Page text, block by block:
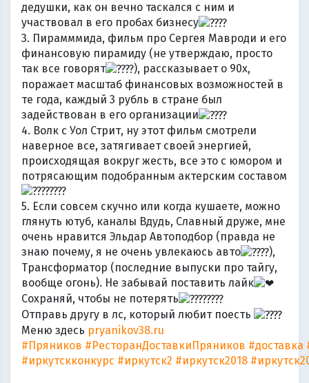
дедушки, как он вечно таскался с ним и
участвовал в его пробах бизнесу
3. Пирамммида, фильм про Сергея Мавроди и его
финансовую пирамиду (не утверждаю, просто
так все говорят
), рассказывает о 90х,
поражает масштаб финансовых возможностей в
те года, каждый 3 рубль в стране был
задействован в его организации
4. Волк с Уол Стрит, ну этот фильм смотрели
наверное все, затягивает своей энергией,
происходящая вокруг жесть, все это с юмором и
потрясающим подобранным актерским составом
5. Если совсем скучно или когда кушаете, можно
глянуть ютуб, каналы Вдудь, Славный друже, мне
очень нравится Эльдар Автоподбор (правда не
знаю почему, я не очень увлекаюсь авто
),
Трансформатор (последние выпуски про тайгу,
вообще огонь). Не забывай поставить лайк
Сохраняй, чтобы не потерять
Отправь другу в лс, который любит поесть
Меню здесь pryanikov38.ru
#Пряников #РесторанДоставкиПряников #доставка
#иркутскконкурс #иркутск2 #иркутск2018